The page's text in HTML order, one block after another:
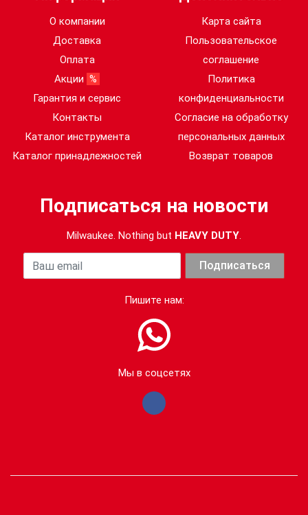
О компании
Доставка
Оплата
Акции %
Гарантия и сервис
Контакты
Каталог инструмента
Каталог принадлежностей
Карта сайта
Пользовательское
соглашение
Политика
конфиденциальности
Согласие на обработку
персональных данных
Возврат товаров
Подписаться на новости
Milwaukee. Nothing but HEAVY DUTY.
Ваша почта Подписаться
Пишите нам:
Мы в соцсетях